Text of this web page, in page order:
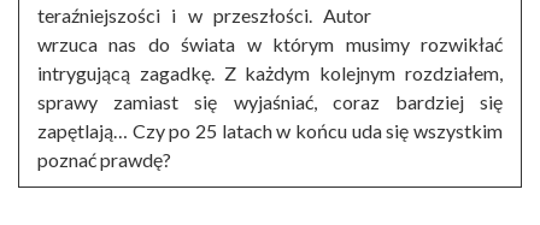
teraźniejszości i w przeszłości. Autor
wrzuca nas do świata w którym musimy rozwikłać
intrygującą zagadkę. Z każdym kolejnym rozdziałem,
sprawy zamiast się wyjaśniać, coraz bardziej się
zapętlają… Czy po 25 latach w końcu uda się wszystkim
poznać prawdę?